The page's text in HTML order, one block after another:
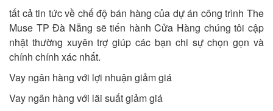
tất cả tin tức về chế độ bán hàng của dự án công trình The
Muse TP Đà Nẵng sẽ tiến hành Cửa Hàng chúng tôi cập
nhật thường xuyên trợ giúp các bạn chi sự chọn gọn và
chính chính xác nhất.
Vay ngân hàng với lợi nhuận giảm giá
Vay ngân hàng với lãi suất giảm giá